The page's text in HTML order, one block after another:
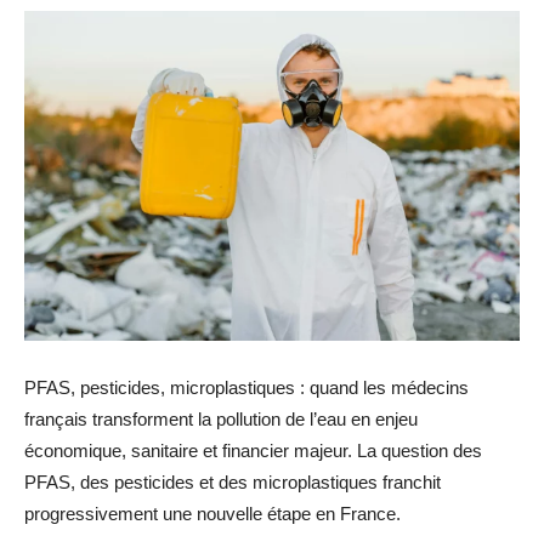
PFAS, pesticides, microplastiques : quand les médecins
français transforment la pollution de l’eau en enjeu
économique, sanitaire et financier majeur. La question des
PFAS, des pesticides et des microplastiques franchit
progressivement une nouvelle étape en France.